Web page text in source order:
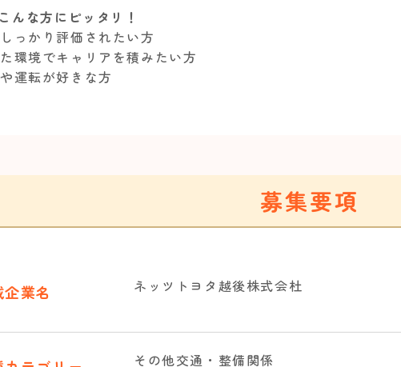
んな方にピッタリ！
っかり評価されたい方
環境でキャリアを積みたい方
運転が好きな方
募集要項
業名 ネッツトヨタ越後株式会杜
その他交通・整備関係